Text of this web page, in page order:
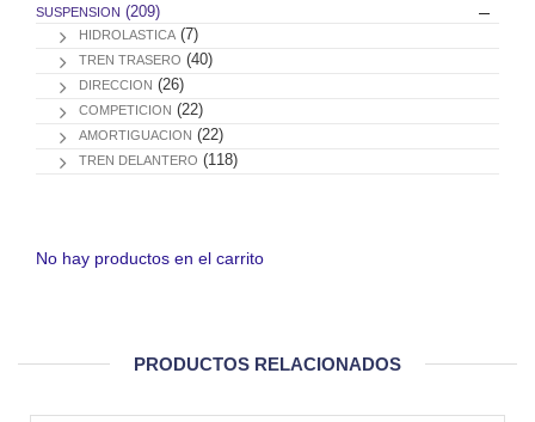
SUSPENSION (209)
HIDROLASTICA (7)
TREN TRASERO (40)
DIRECCION (26)
COMPETICION (22)
AMORTIGUACION (22)
TREN DELANTERO (118)
No hay productos en el carrito
PRODUCTOS RELACIONADOS